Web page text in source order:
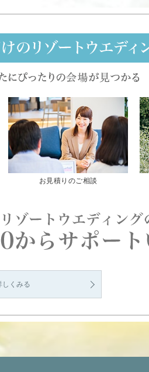
お見積りのご相談
しくみる